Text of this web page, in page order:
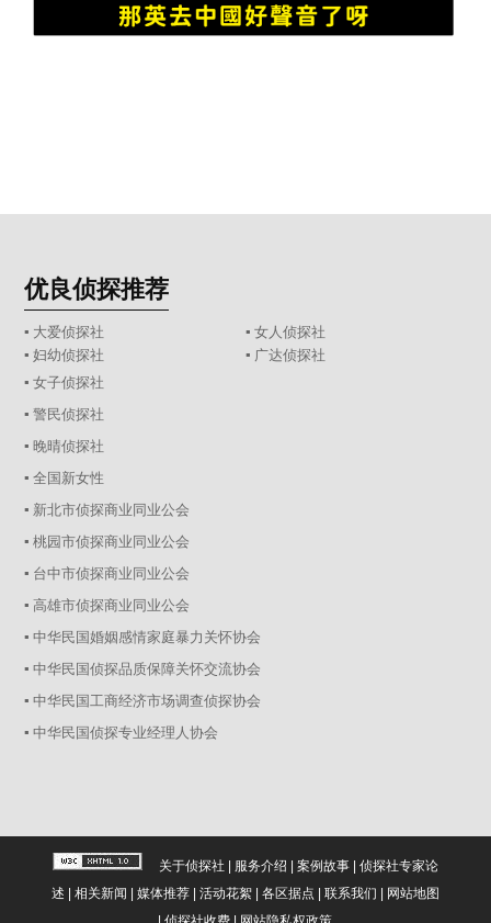
优良侦探推荐
▪ 大爱侦探社
▪ 女人侦探社
▪ 妇幼侦探社
▪ 广达侦探社
▪ 女子侦探社
▪ 警民侦探社
▪ 晚晴侦探社
▪ 全国新女性
▪ 新北市侦探商业同业公会
▪ 桃园市侦探商业同业公会
▪ 台中市侦探商业同业公会
▪ 高雄市侦探商业同业公会
▪ 中华民国婚姻感情家庭暴力关怀协会
▪ 中华民国侦探品质保障关怀交流协会
▪ 中华民国工商经济市场调查侦探协会
▪ 中华民国侦探专业经理人协会
关于侦探社 | 服务介绍 | 案例故事| 侦探社专家论
述 | 相关新闻 | 媒体推荐| 活动花絮| 各区据点 | 联系我们 | 网站地图